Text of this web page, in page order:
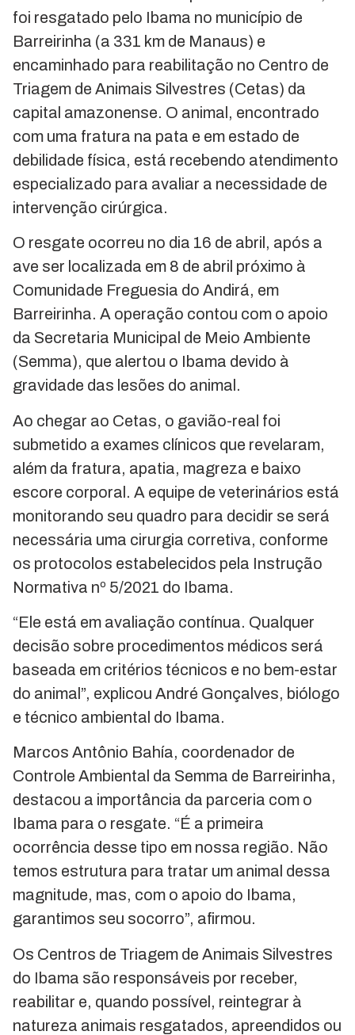
foi resgatado pelo Ibama no município de
Barreirinha (a 331 km de Manaus) e
encaminhado para reabilitação no Centro de
Triagem de Animais Silvestres (Cetas) da
capital amazonense. O animal, encontrado
com uma fratura na pata e em estado de
debilidade física, está recebendo atendimento
especializado para avaliar a necessidade de
intervenção cirúrgica.
O resgate ocorreu no dia 16 de abril, após a
ave ser localizada em 8 de abril próximo à
Comunidade Freguesia do Andirá, em
Barreirinha. A operação contou com o apoio
da Secretaria Municipal de Meio Ambiente
(Semma), que alertou o Ibama devido à
gravidade das lesões do animal.
Ao chegar ao Cetas, o gavião-real foi
submetido a exames clínicos que revelaram,
além da fratura, apatia, magreza e baixo
escore corporal. A equipe de veterinários está
monitorando seu quadro para decidir se será
necessária uma cirurgia corretiva, conforme
os protocolos estabelecidos pela Instrução
Normativa nº 5/2021 do Ibama.
“Ele está em avaliação contínua. Qualquer
decisão sobre procedimentos médicos será
baseada em critérios técnicos e no bem-estar
do animal”, explicou André Gonçalves, biólogo
e técnico ambiental do Ibama.
Marcos Antônio Bahía, coordenador de
Controle Ambiental da Semma de Barreirinha,
destacou a importância da parceria com o
Ibama para o resgate. “É a primeira
ocorrência desse tipo em nossa região. Não
temos estrutura para tratar um animal dessa
magnitude, mas, com o apoio do Ibama,
garantimos seu socorro”, afirmou.
Os Centros de Triagem de Animais Silvestres
do Ibama são responsáveis por receber,
reabilitar e, quando possível, reintegrar à
natureza animais resgatados, apreendidos ou